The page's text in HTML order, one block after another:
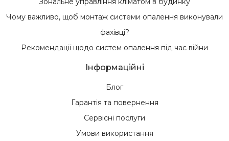
Чому важливо, щоб монтаж системи опалення виконували
фахівці?
Рекомендації щодо систем опалення під час війни
Інформаційні
Блог
Гарантія та повернення
Сервісні послуги
Умови використання